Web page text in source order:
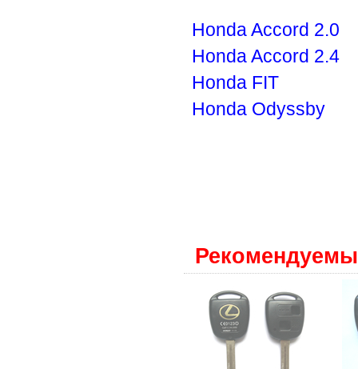
Honda Accord 2.0
Honda Accord 2.4
Honda FIT
Honda Odyssby